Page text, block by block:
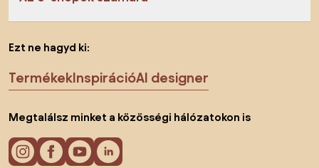
Ezt ne hagyd ki:
TermékekInspirációAI designer
Megtalálsz minket a közösségi hálózatokon is